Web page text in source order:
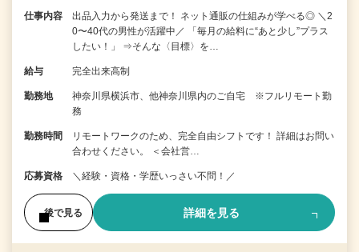
仕事内容
出品入力から発送まで！ ネット通販の仕組みが学べる◎ ＼2
0〜40代の男性が活躍中／ 「毎月の給料に“あと少し”プラス
したい！」 ⇒そんな〈目標〉を…
給与 完全出来高制
勤務地
神奈川県横浜市、他神奈川県内のご自宅 ※フルリモート勤
務
勤務時間
リモートワークのため、完全自由シフトです！ 詳細はお問い
合わせください。 ＜会社営…
応募資格 ＼経験・資格・学歴いっさい不問！／
後で見る 詳細を見る